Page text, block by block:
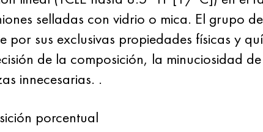
selladas con vidrio o mica. El grupo
por sus exclusivas propiedades físicas y
de la composición, la minuciosidad
innecesarias. .
porcentual